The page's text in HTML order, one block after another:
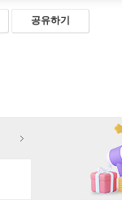
공유하기